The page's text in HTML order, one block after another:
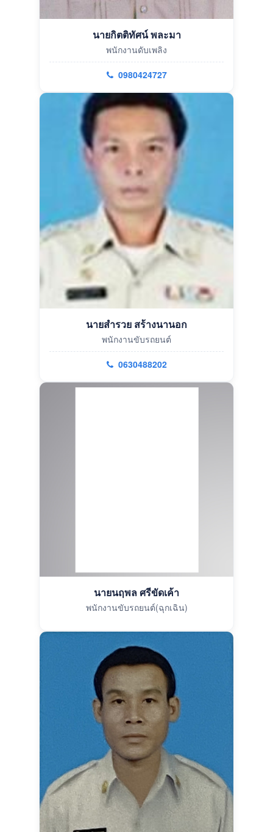
นายกิตติทัศน์ พละมา
พนักงานดับเพลิง
0980424727
นายสำรวย สร้างนานอก
พนักงานขับรถยนต์
0630488202
นายนฤพล ศรีขัดเค้า
พนักงานขับรถยนต์(ฉุกเฉิน)